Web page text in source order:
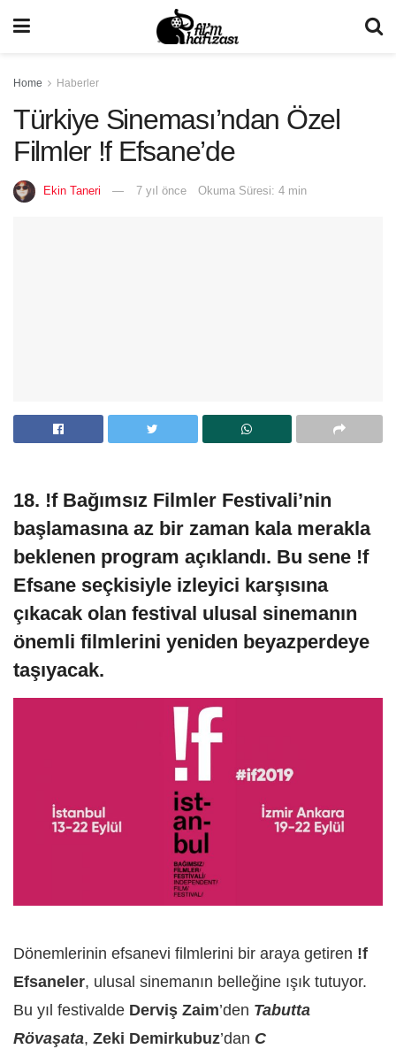
Home Haberler
Türkiye Sineması’ndan Özel
Filmler !f Efsane’de
Ekin Taneri 7 yıl önce Okuma Süresi: 4 min
18. !f Bağımsız Filmler Festivali’nin
başlamasına az bir zaman kala merakla
beklenen program açıklandı. Bu sene !f
Efsane seçkisiyle izleyici karşısına
çıkacak olan festival ulusal sinemanın
önemli filmlerini yeniden beyazperdeye
taşıyacak.
Dönemlerinin efsanevi filmlerini bir araya getiren !f
Efsaneler, ulusal sinemanın belleğine ışık tutuyor.
Bu yıl festivalde Derviş Zaim’den Tabutta
Rövaşata, Zeki Demirkubuz’dan C